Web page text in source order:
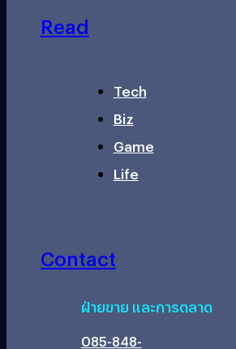
Read
Tech
Biz
Game
Life
Contact
ฝ่ายขาย และการตลาด
085-848-